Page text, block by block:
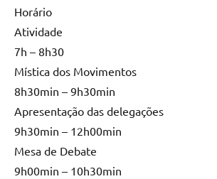
Horário
Atividade
7h – 8h30
Mística dos Movimentos
8h30min – 9h30min
Apresentação das delegações
9h30min – 12h00min
Mesa de Debate
9h00min – 10h30min